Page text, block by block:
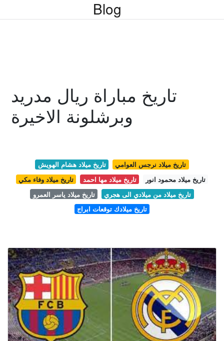
Blog
تاريخ مباراة ريال مدريد
وبرشلونة الاخيرة
تاريخ ميلاد هشام الهويش
تاريخ ميلاد نرجس العوامي
تاريخ ميلاد وفاء مكي
تاريخ ميلاد مها احمد
تاريخ ميلاد محمود انور
تاريخ ميلاد ياسر العمرو
تاريخ ميلاد من ميلادي الى هجري
تاريخ ميلادك توقعات ابراج